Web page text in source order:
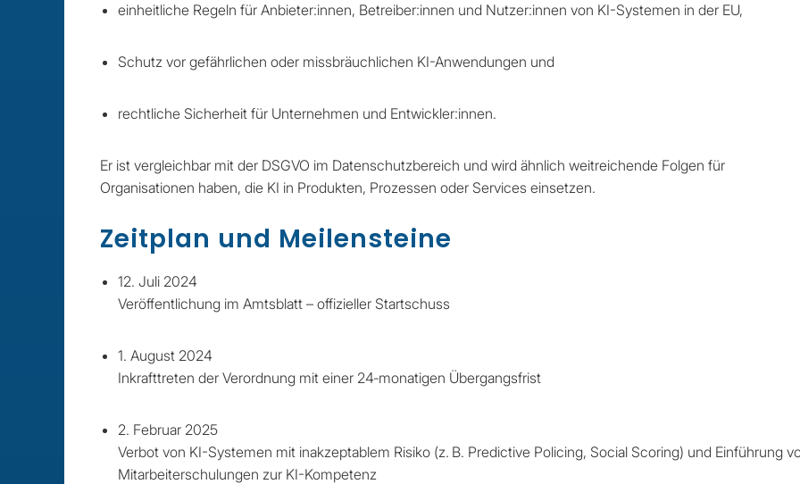
einheitliche Regeln für Anbieter:innen, Betreiber:innen und Nutzer:innen von KI-Systemen in der EU,
Schutz vor gefährlichen oder missbräuchlichen KI-Anwendungen und
rechtliche Sicherheit für Unternehmen und Entwickler:innen.
Er ist vergleichbar mit der DSGVO im Datenschutzbereich und wird ähnlich weitreichende Folgen für
Organisationen haben, die KI in Produkten, Prozessen oder Services einsetzen.
Zeitplan und Meilensteine
12. Juli 2024
Veröffentlichung im Amtsblatt – offizieller Startschuss
1. August 2024
Inkrafttreten der Verordnung mit einer 24‑monatigen Übergangsfrist
2. Februar 2025
Verbot von KI-Systemen mit inakzeptablem Risiko (z. B. Predictive Policing, Social Scoring) und Einführung
Mitarbeiterschulungen zur KI-Kompetenz